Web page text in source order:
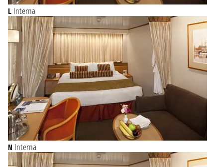
L Interna
N Interna